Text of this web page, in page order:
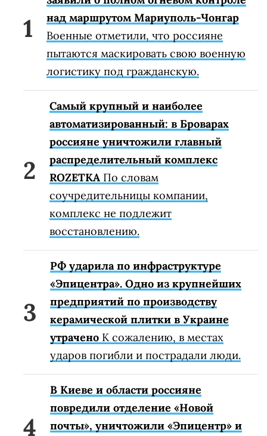
над маршрутом Мариуполь-Чонгар
Военные отметили, что россияне
пытаются маскировать свою военную
логистику под гражданскую.
Самый крупный и наиболее
автоматизированный: в Броварах
россияне уничтожили главный
распределительный комплекс
ROZETKA По словам
соучредительницы компании,
комплекс не подлежит
восстановлению.
РФ ударила по инфраструктуре
«Эпицентра». Одно из крупнейших
предприятий по производству
керамической плитки в Украине
утрачено К сожалению, в местах
ударов погибли и пострадали люди.
В Киеве и области россияне
повредили отделение «Новой
почты», уничтожили «Эпицентр» и